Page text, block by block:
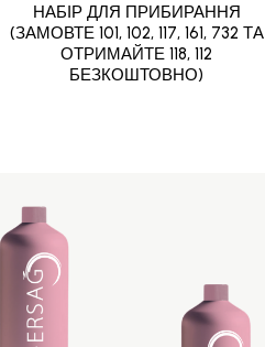
НАБІР ДЛЯ ПРИБИРАННЯ
(ЗАМОВТЕ 101, 102, 117, 161, 732 ТА
ОТРИМАЙТЕ 118, 112
БЕЗКОШТОВНО)